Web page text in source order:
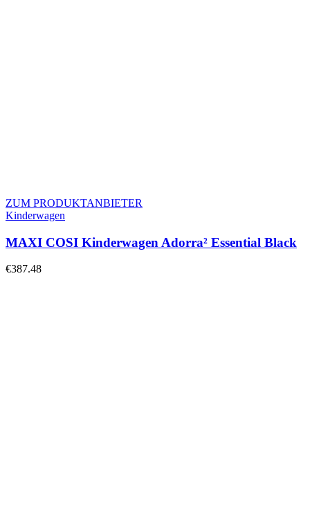
ZUM PRODUKTANBIETER
Kinderwagen
MAXI COSI Kinderwagen Adorra² Essential Black
€387.48